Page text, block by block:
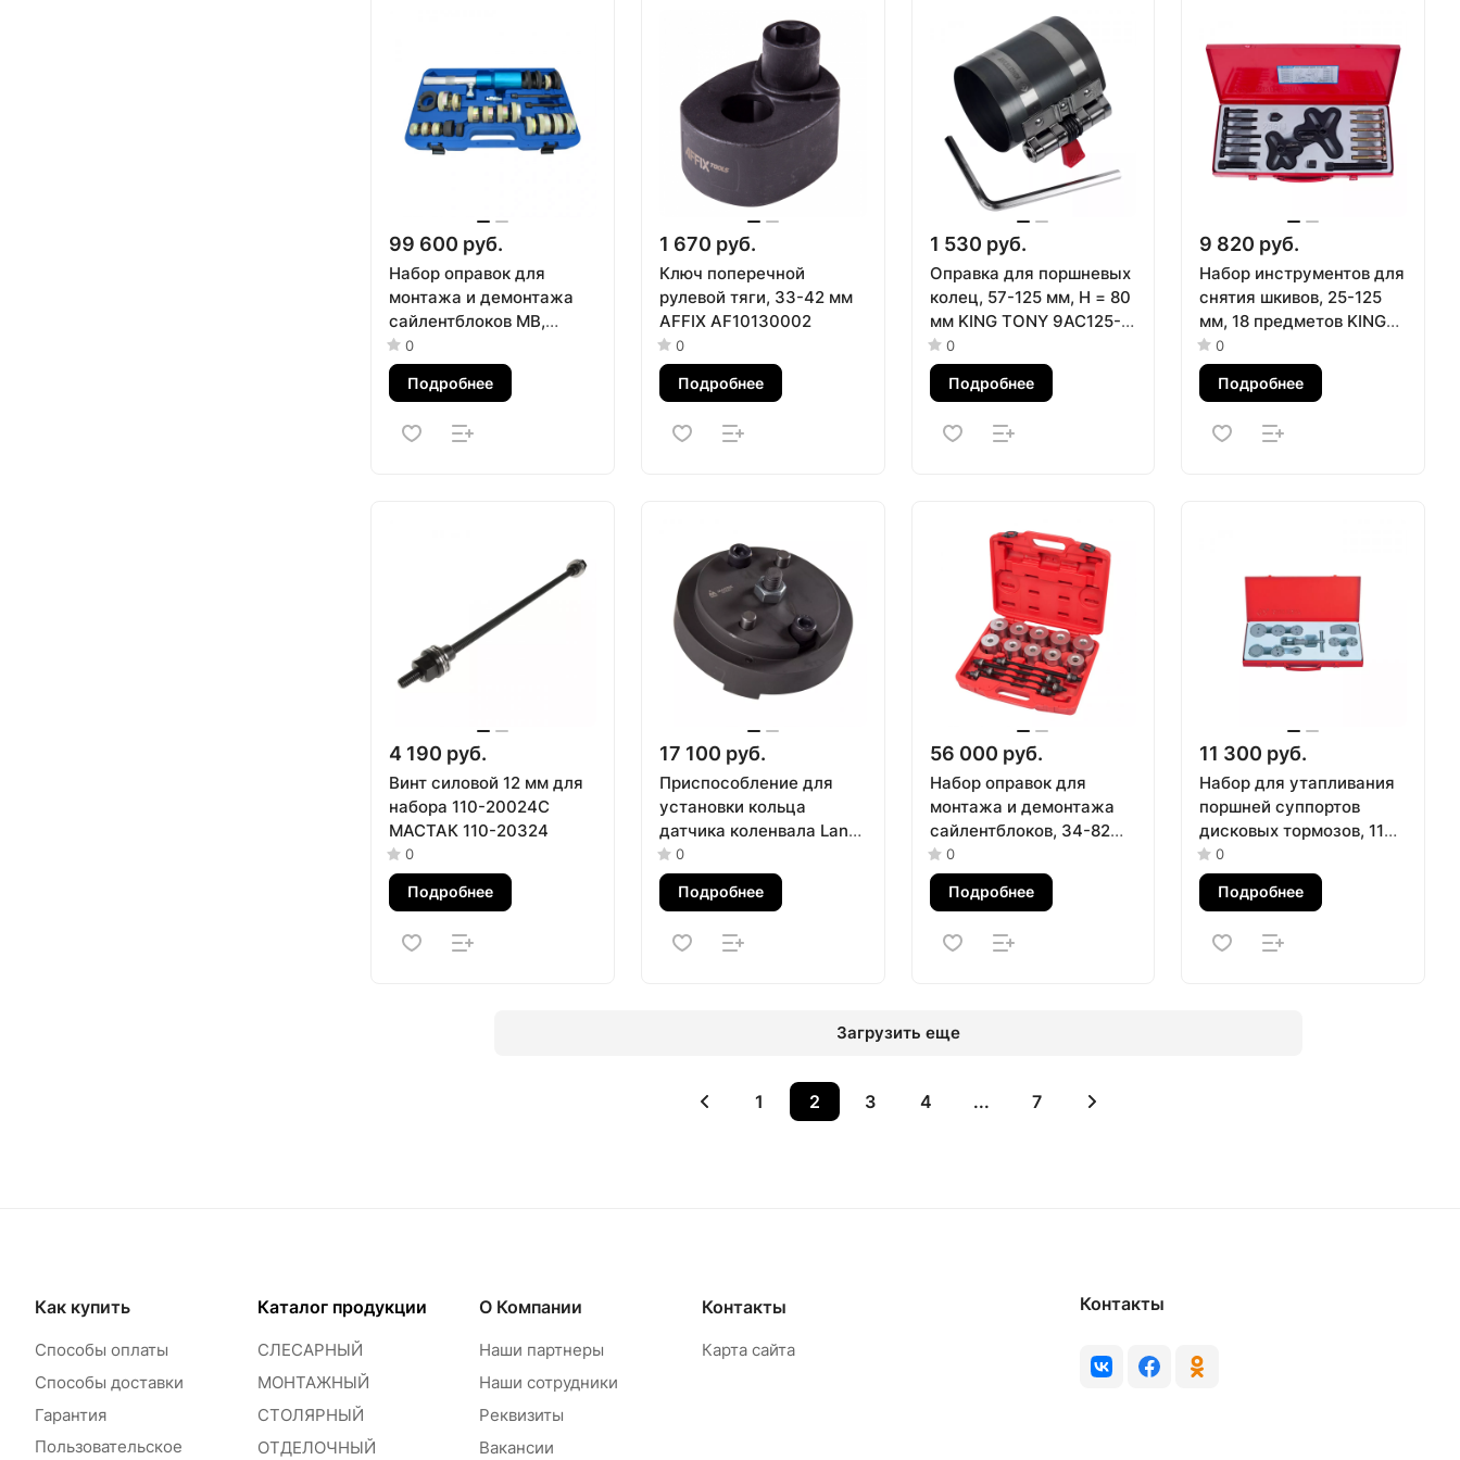
99 600 руб.
Набор оправок для
монтажа и демонтажа
сайлентблоков MB,
гидравлический, кейс,
24 предмета МАСТАК
110-22024C
0
Подробнее
1 670 руб.
Ключ поперечной
рулевой тяги, 33-42 мм
AFFIX AF10130002
0
Подробнее
1 530 руб.
Оправка для поршневых
колец, 57-125 мм, H = 80
мм KING TONY 9AC125-
320
Подробнее
9 820 руб.
Набор инструментов для
снятия шкивов, 25-125
мм, 18 предметов KING
TONY 9BG11
0
Подробнее
4 190 руб.
Винт силовой 12 мм для
набора 110-20024C
МАСТАК 110-20324
0
Подробнее
17 100 руб.
Приспособление для
установки кольца
датчика коленвала Land
Rover МАСТАК 103-
80002
0
Подробнее
56 000 руб.
Набор оправок для
монтажа и демонтажа
сайлентблоков, 34-82
мм, кейс, 24 предмета
МАСТАК 110-20024C
0
Подробнее
11 300 руб.
Набор для утапливания
поршней суппортов
дисковых тормозов, 11
предметов KING TONY
9BC22
0
Подробнее
Загрузить еще
1 2 3 4 ... 7
Как купить
Способы оплаты
Способы доставки
Гарантия
Пользовательское
Каталог продукции
СЛЕСАРНЫЙ
МОНТАЖНЫЙ
СТОЛЯРНЫЙ
ОТДЕЛОЧНЫЙ
О Компании
Наши партнеры
Наши сотрудники
Реквизиты
Вакансии
Контакты
Карта сайта
Контакты